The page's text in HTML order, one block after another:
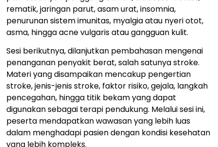
rematik, jaringan parut, asam urat, insomnia,
penurunan sistem imunitas, myalgia atau nyeri otot,
asma, hingga acne vulgaris atau gangguan kulit.
Sesi berikutnya, dilanjutkan pembahasan mengenai
penanganan penyakit berat, salah satunya stroke.
Materi yang disampaikan mencakup pengertian
stroke, jenis-jenis stroke, faktor risiko, gejala, langkah
pencegahan, hingga titik bekam yang dapat
digunakan sebagai terapi pendukung. Melalui sesi ini,
peserta mendapatkan wawasan yang lebih luas
dalam menghadapi pasien dengan kondisi kesehatan
yang lebih kompleks.